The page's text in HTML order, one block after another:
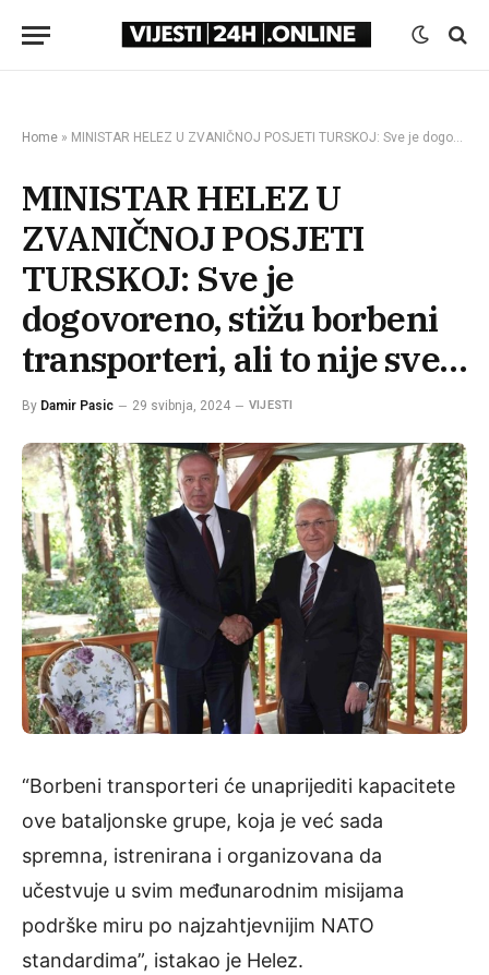
Home » MINISTAR HELEZ U ZVANIČNOJ POSJETI TURSKOJ: Sve je dogovoreno, stižu borbeni transporteri, ali to nije sve…
MINISTAR HELEZ U
ZVANIČNOJ POSJETI
TURSKOJ: Sve je
dogovoreno, stižu borbeni
transporteri, ali to nije sve…
By Damir Pasic 29 svibnja, 2024 VIJESTI
“Borbeni transporteri će unaprijediti kapacitete
ove bataljonske grupe, koja je već sada
spremna, istrenirana i organizovana da
učestvuje u svim međunarodnim misijama
podrške miru po najzahtjevnijim NATO
standardima”, istakao je Helez.